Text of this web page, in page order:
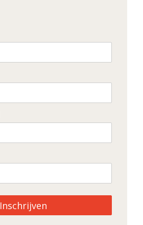
Inschrijven